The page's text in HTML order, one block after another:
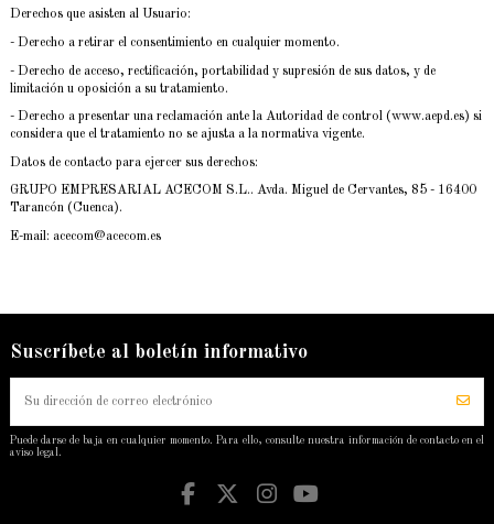
Derechos que asisten al Usuario:
- Derecho a retirar el consentimiento en cualquier momento.
- Derecho de acceso, rectificación, portabilidad y supresión de sus datos, y de
limitación u oposición a su tratamiento.
- Derecho a presentar una reclamación ante la Autoridad de control (www.aepd.es) si
considera que el tratamiento no se ajusta a la normativa vigente.
Datos de contacto para ejercer sus derechos:
GRUPO EMPRESARIAL ACECOM S.L.. Avda. Miguel de Cervantes, 85 - 16400
Tarancón (Cuenca).
E-mail: acecom@acecom.es
Suscríbete al boletín informativo
Puede darse de baja en cualquier momento. Para ello, consulte nuestra información de contacto en el
aviso legal.